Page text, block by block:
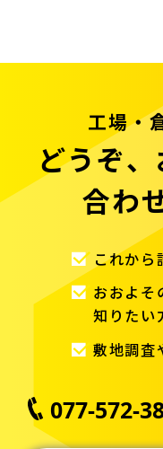
工場・
どうぞ
合わ
これから
おおよそ
知りたい
敷地調査
077-572-